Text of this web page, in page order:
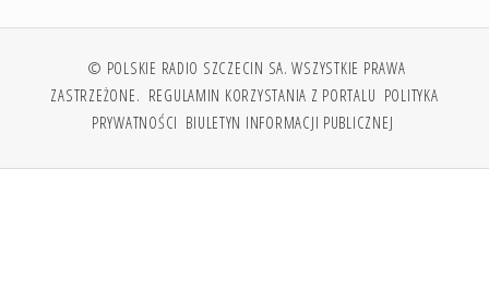
© POLSKIE RADIO SZCZECIN SA. WSZYSTKIE PRAWA
ZASTRZEŻONE. REGULAMIN KORZYSTANIA Z PORTALU POLITYKA
PRYWATNOŚCI BIULETYN INFORMACJI PUBLICZNEJ